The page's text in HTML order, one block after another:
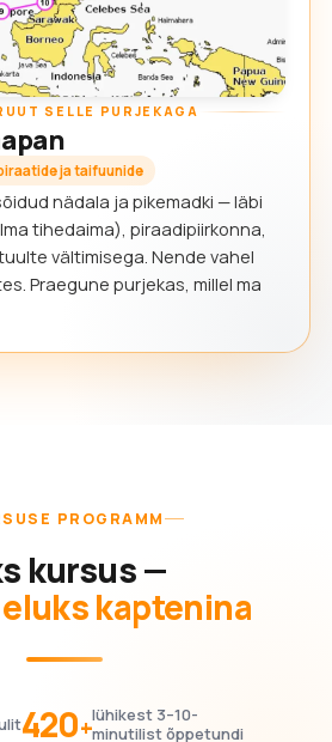
SELLE PURJEKAGA
ja taifuunide
nädala ja pikemadki — läbi
tihedaima), piraadipiirkonna,
vältimisega. Nende vahel
Praegune purjekas, millel ma
PROGRAMM
kursus —
kaptenina
420+lühikest 3–10-
minutilist õppetundi